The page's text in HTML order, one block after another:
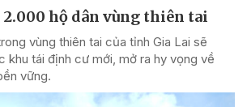
2.000 hộ dân vùng thiên tai
vùng thiên tai của tỉnh Gia Lai sẽ
khu tái định cư mới, mở ra hy vọng về
vững.